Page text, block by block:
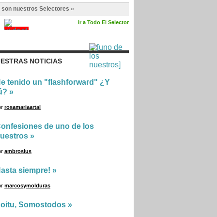
son nuestros Selectores »
ir a Todo El Selector
NOTICIAS
tenido un "flashforward" ¿Y
»
rosamariaartal
de uno de los
»
ambrosius
siempre! »
marcosymolduras
Somostodos »